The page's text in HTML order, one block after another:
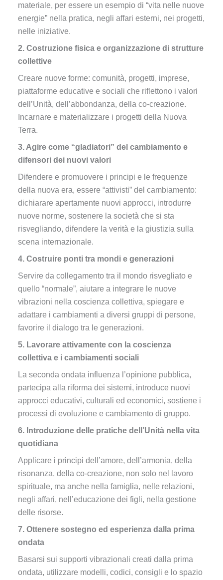
materiale, per essere un esempio di “vita nelle nuove
energie” nella pratica, negli affari esterni, nei progetti,
nelle iniziative.
2. Costruzione fisica e organizzazione di strutture
collettive
Creare nuove forme: comunità, progetti, imprese,
piattaforme educative e sociali che riflettono i valori
dell’Unità, dell’abbondanza, della co-creazione.
Incarnare e materializzare i progetti della Nuova
Terra.
3. Agire come “gladiatori” del cambiamento e
difensori dei nuovi valori
Difendere e promuovere i principi e le frequenze
della nuova era, essere “attivisti” del cambiamento:
dichiarare apertamente nuovi approcci, introdurre
nuove norme, sostenere la società che si sta
risvegliando, difendere la verità e la giustizia sulla
scena internazionale.
4. Costruire ponti tra mondi e generazioni
Servire da collegamento tra il mondo risvegliato e
quello “normale”, aiutare a integrare le nuove
vibrazioni nella coscienza collettiva, spiegare e
adattare i cambiamenti a diversi gruppi di persone,
favorire il dialogo tra le generazioni.
5. Lavorare attivamente con la coscienza
collettiva e i cambiamenti sociali
La seconda ondata influenza l’opinione pubblica,
partecipa alla riforma dei sistemi, introduce nuovi
approcci educativi, culturali ed economici, sostiene i
processi di evoluzione e cambiamento di gruppo.
6. Introduzione delle pratiche dell’Unità nella vita
quotidiana
Applicare i principi dell’amore, dell’armonia, della
risonanza, della co-creazione, non solo nel lavoro
spirituale, ma anche nella famiglia, nelle relazioni,
negli affari, nell’educazione dei figli, nella gestione
delle risorse.
7. Ottenere sostegno ed esperienza dalla prima
ondata
Basarsi sui supporti vibrazionali creati dalla prima
ondata, utilizzare modelli, codici, consigli e lo spazio